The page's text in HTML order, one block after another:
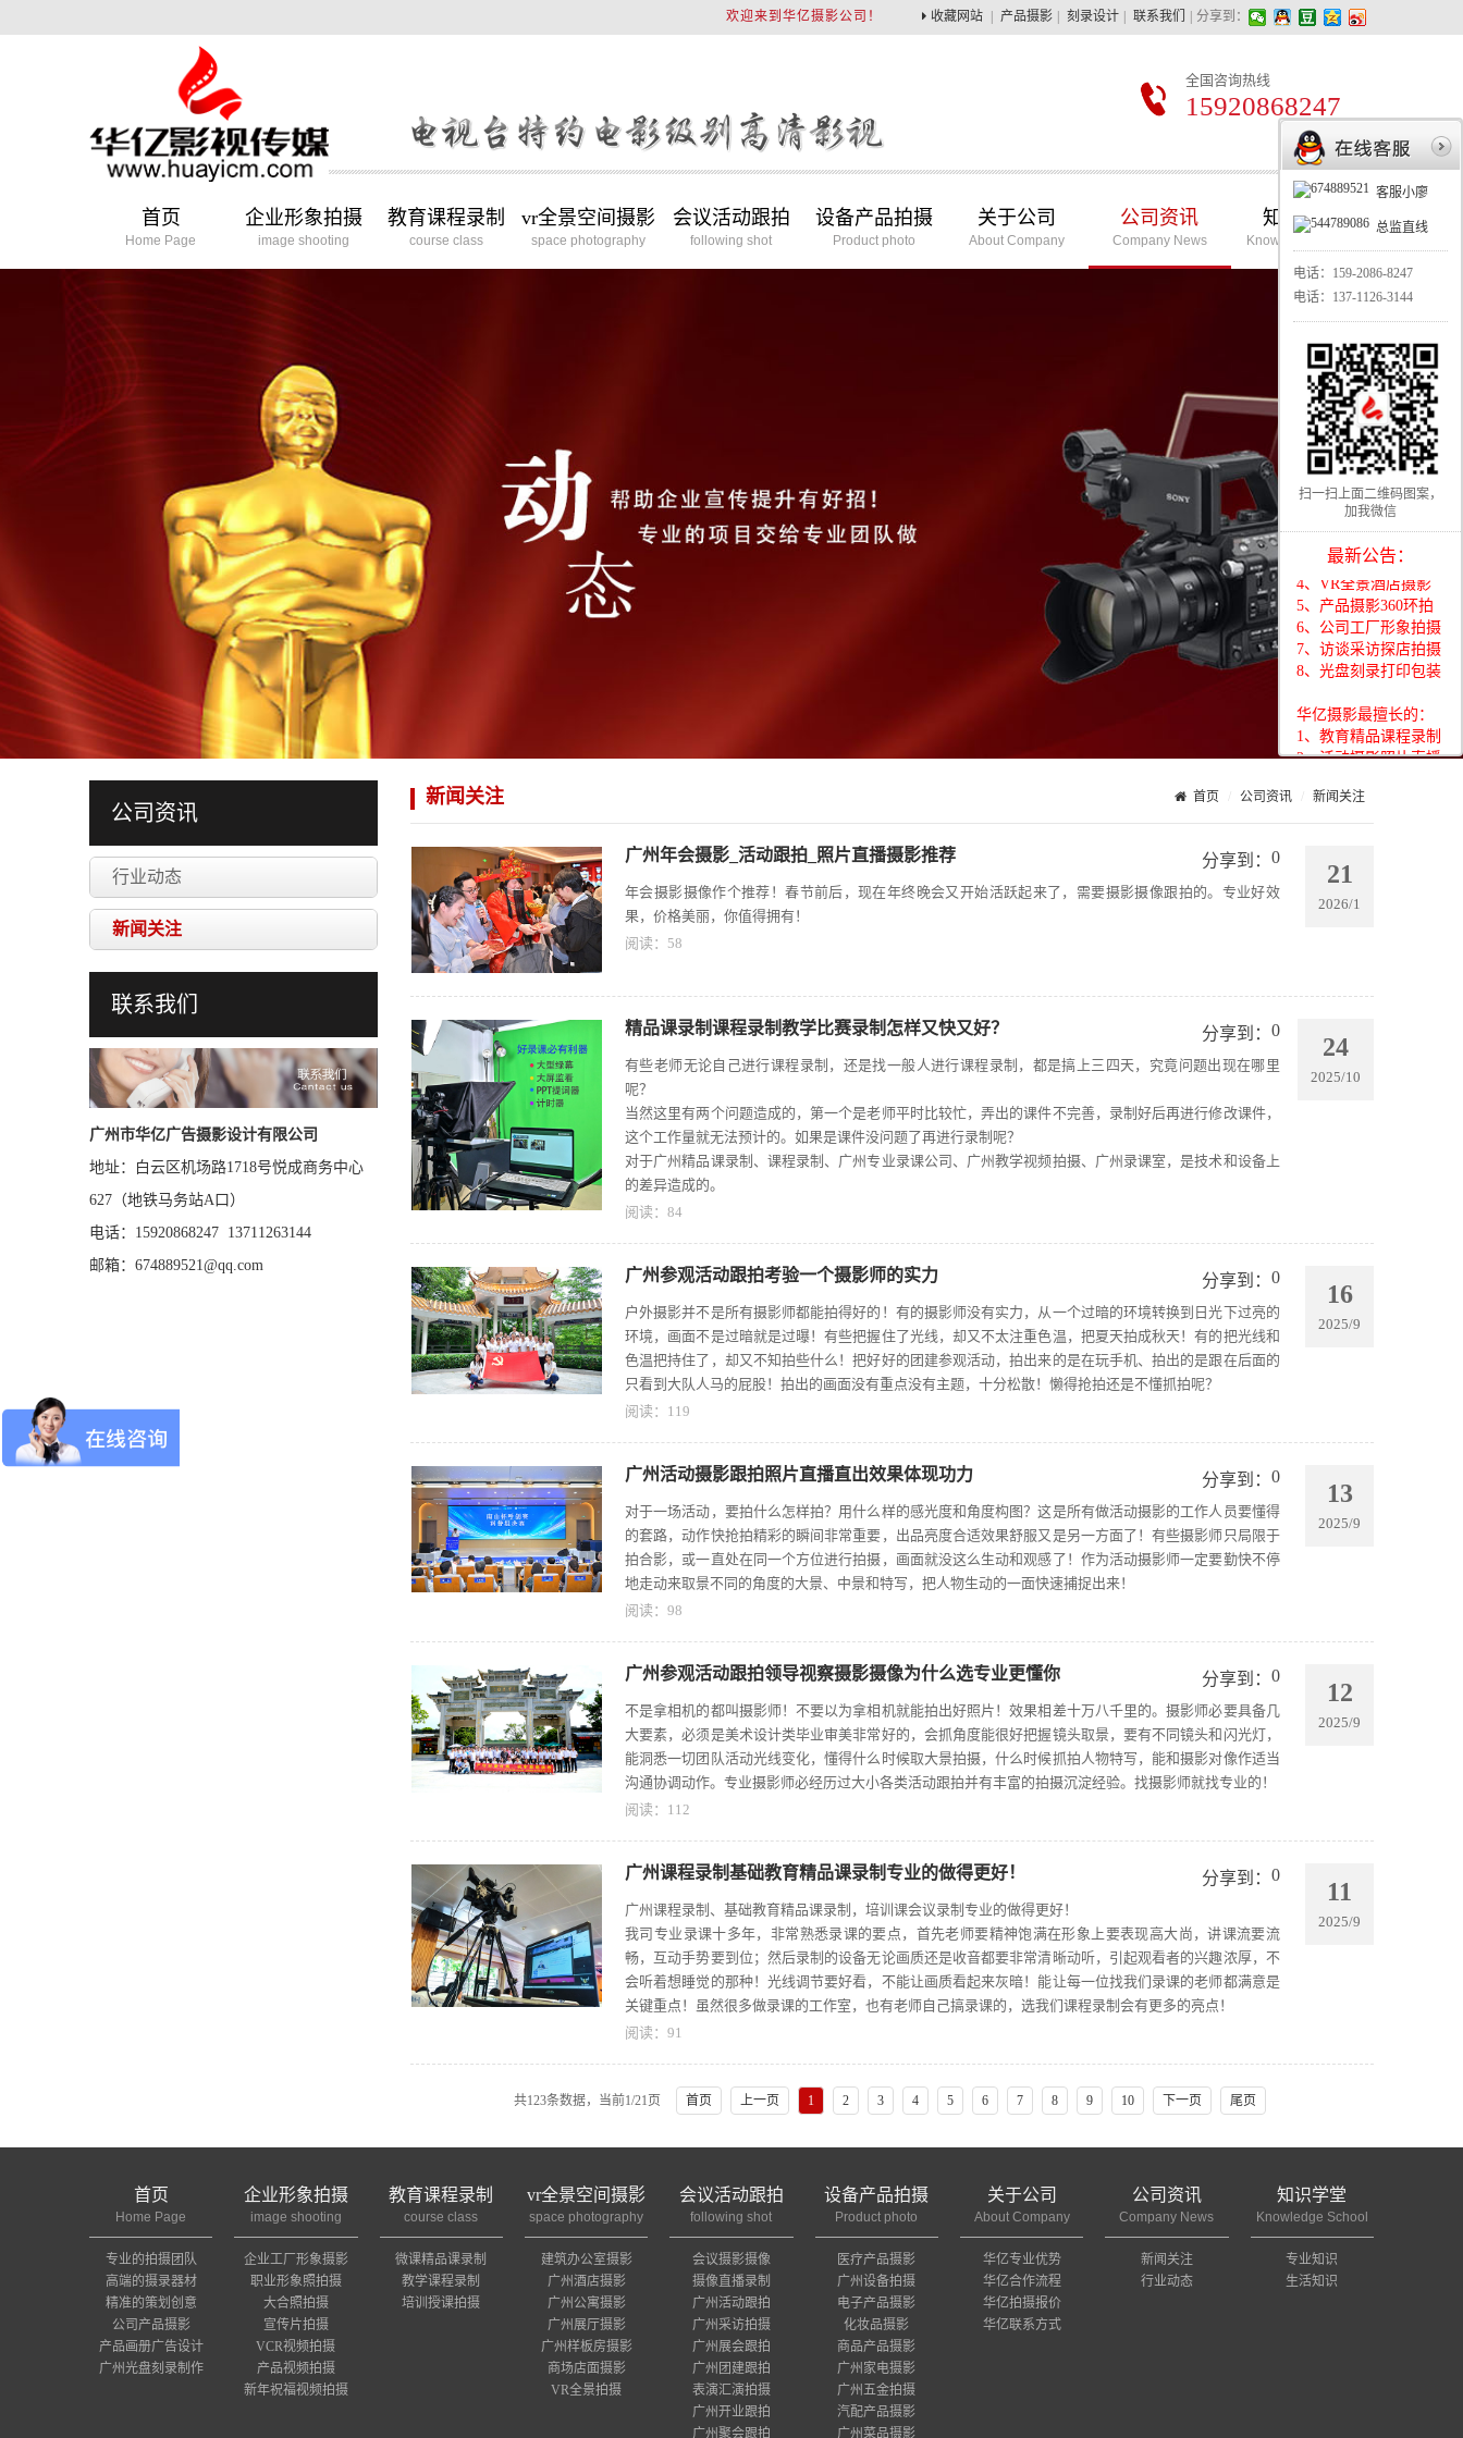
欢迎来到华亿摄影公司！ 收藏网站 产品摄影 刻录设计 联系我们 分享到：
全国咨询热线
15920868247
首页
Home Page
企业形象拍摄
image shooting
教育课程录制
course class
vr全景空间摄影
space photography
会议活动跟拍
following shot
设备产品拍摄
Product photo
关于公司
About Company
公司资讯
Company News
知识学堂
Knowledge School
公司资讯
行业动态
新闻关注
联系我们
广州市华亿广告摄影设计有限公司
地址：白云区机场路1718号悦成商务中心
627（地铁马务站A口）
电话：15920868247 13711263144
邮箱：674889521@qq.com
新闻关注 首页 公司资讯 新闻关注
广州年会摄影_活动跟拍_照片直播摄影推荐 分享到： 0
年会摄影摄像作个推荐！春节前后，现在年终晚会又开始活跃起来了，需要摄影摄像跟拍的。专业好效
果，价格美丽，你值得拥有！
阅读： 58
21
2026/1
精品课录制课程录制教学比赛录制怎样又快又好？ 分享到： 0
有些老师无论自己进行课程录制，还是找一般人进行课程录制，都是搞上三四天，究竟问题出现在哪里
呢？
当然这里有两个问题造成的，第一个是老师平时比较忙，弄出的课件不完善，录制好后再进行修改课件，
这个工作量就无法预计的。如果是课件没问题了再进行录制呢？
对于广州精品课录制、课程录制、广州专业录课公司、广州教学视频拍摄、广州录课室，是技术和设备上
的差异造成的。
阅读： 84
24
2025/10
广州参观活动跟拍考验一个摄影师的实力 分享到： 0
户外摄影并不是所有摄影师都能拍得好的！有的摄影师没有实力，从一个过暗的环境转换到日光下过亮的
环境，画面不是过暗就是过曝！有些把握住了光线，却又不太注重色温，把夏天拍成秋天！有的把光线和
色温把持住了，却又不知拍些什么！把好好的团建参观活动，拍出来的是在玩手机、拍出的是跟在后面的
只看到大队人马的屁股！拍出的画面没有重点没有主题，十分松散！懒得抢拍还是不懂抓拍呢？
阅读： 119
16
2025/9
广州活动摄影跟拍照片直播直出效果体现功力 分享到： 0
对于一场活动，要拍什么怎样拍？用什么样的感光度和角度构图？这是所有做活动摄影的工作人员要懂得
的套路，动作快抢拍精彩的瞬间非常重要，出品亮度合适效果舒服又是另一方面了！有些摄影师只局限于
拍合影，或一直处在同一个方位进行拍摄，画面就没这么生动和观感了！作为活动摄影师一定要勤快不停
地走动来取景不同的角度的大景、中景和特写，把人物生动的一面快速捕捉出来！
阅读： 98
13
2025/9
广州参观活动跟拍领导视察摄影摄像为什么选专业更懂你 分享到： 0
不是拿相机的都叫摄影师！不要以为拿相机就能拍出好照片！效果相差十万八千里的。摄影师必要具备几
大要素，必须是美术设计类毕业审美非常好的，会抓角度能很好把握镜头取景，要有不同镜头和闪光灯，
能洞悉一切团队活动光线变化，懂得什么时候取大景拍摄，什么时候抓拍人物特写，能和摄影对像作适当
沟通协调动作。专业摄影师必经历过大小各类活动跟拍并有丰富的拍摄沉淀经验。找摄影师就找专业的！
阅读： 112
12
2025/9
广州课程录制基础教育精品课录制专业的做得更好！ 分享到： 0
广州课程录制、基础教育精品课录制，培训课会议录制专业的做得更好！
我司专业录课十多年，非常熟悉录课的要点，首先老师要精神饱满在形象上要表现高大尚，讲课流要流
畅，互动手势要到位；然后录制的设备无论画质还是收音都要非常清晰动听，引起观看者的兴趣浓厚，不
会听着想睡觉的那种！光线调节要好看，不能让画质看起来灰暗！能让每一位找我们录课的老师都满意是
关键重点！虽然很多做录课的工作室，也有老师自己搞录课的，选我们课程录制会有更多的亮点！
阅读： 91
11
2025/9
共123条数据，当前1/21页 首页 上一页 1 2 3 4 5 6 7 8 9 10 下一页 尾页
首页
Home Page
专业的拍摄团队
高端的摄录器材
精准的策划创意
公司产品摄影
产品画册广告设计
广州光盘刻录制作
企业形象拍摄
image shooting
企业工厂形象摄影
职业形象照拍摄
大合照拍摄
宣传片拍摄
VCR视频拍摄
产品视频拍摄
新年祝福视频拍摄
教育课程录制
course class
微课精品课录制
教学课程录制
培训授课拍摄
vr全景空间摄影
space photography
建筑办公室摄影
广州酒店摄影
广州公寓摄影
广州展厅摄影
广州样板房摄影
商场店面摄影
VR全景拍摄
会议活动跟拍
following shot
会议摄影摄像
摄像直播录制
广州活动跟拍
广州采访拍摄
广州展会跟拍
广州团建跟拍
表演汇演拍摄
广州开业跟拍
广州聚会跟拍
设备产品拍摄
Product photo
医疗产品摄影
广州设备拍摄
电子产品摄影
化妆品摄影
商品产品摄影
广州家电摄影
广州五金拍摄
汽配产品摄影
广州菜品摄影
关于公司
About Company
华亿专业优势
华亿合作流程
华亿拍摄报价
华亿联系方式
公司资讯
Company News
新闻关注
行业动态
知识学堂
Knowledge School
专业知识
生活知识
客服小廖
总监直线
电话： 159-2086-8247
电话： 137-1126-3144
扫一扫上面二维码图案，
加我微信
最新公告：
华亿摄影最擅长的：
1、教育精品课程录制
3、展会移动视频直播
4、VR全景酒店摄影
5、产品摄影360环拍
6、公司工厂形象拍摄
7、访谈采访探店拍摄
8、光盘刻录打印包装
1、教育精品课程录制
2、活动摄影照片直播
3、展会移动视频直播
5、产品摄影360环拍
6、公司工厂形象拍摄
8、光盘刻录打印包装
4、VR全景酒店摄影
6、公司工厂形象拍摄
5、产品摄影360环拍
7、访谈采访探店拍摄
8、光盘刻录打印包装